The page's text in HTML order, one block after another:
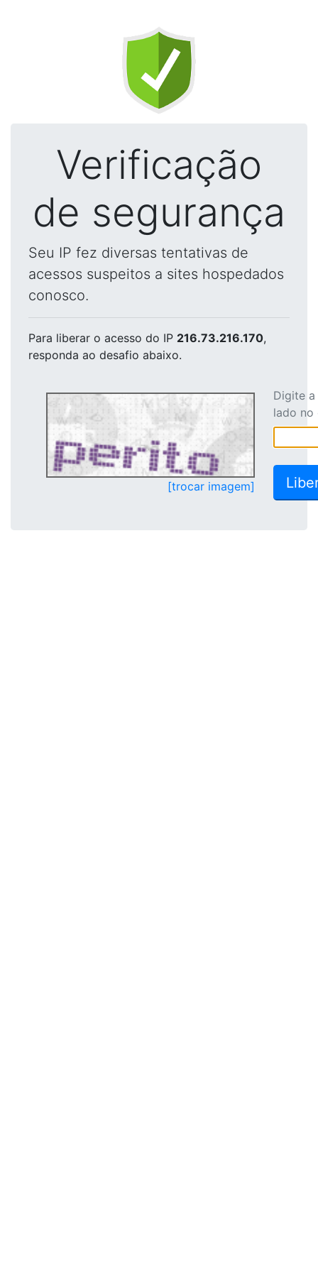
Verificação
de segurança
Seu IP fez diversas tentativas de
acessos suspeitos a sites hospedados
conosco.
Para liberar o acesso do IP 216.73.216.170,
responda ao desafio abaixo.
[trocar imagem]
Digite
lado no